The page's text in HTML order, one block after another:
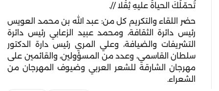
تُحمّلُكَ الحياةُ عليهِ ثِقْلا //.
حضر اللقاء والتكريم كل من: عبد الله بن محمد العويس
رئيس دائرة الثقافة، ومحمد عبيد الزعابي رئيس دائرة
التشريفات والضيافة، وعلي المري رئيس دارة الدكتور
سلطان القاسمي، وعدد من المسؤولين، والقائمين على
مهرجان الشارقة للشعر العربي وضيوف المهرجان من
الشعراء.